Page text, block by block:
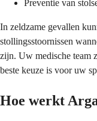
Preventie van
In zeldzame gevallen
stollingsstoornissen
zijn. Uw medische team
beste keuze is voor uw
Hoe werkt